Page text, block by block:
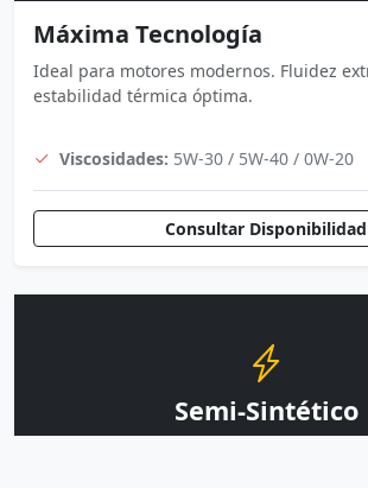
Máxima Tecnología
Ideal para motores modernos. Fluidez
estabilidad térmica óptima.
Viscosidades: 5W-30 / 5W-40 / 0W-20
Consultar Disponibilidad
Semi-Sintético